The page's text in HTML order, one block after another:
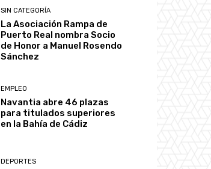
SIN CATEGORÍA
La Asociación Rampa de
Puerto Real nombra Socio
de Honor a Manuel Rosendo
Sánchez
EMPLEO
Navantia abre 46 plazas
para titulados superiores
en la Bahía de Cádiz
DEPORTES